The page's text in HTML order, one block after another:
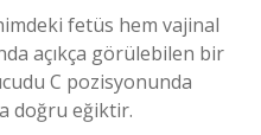
fetüs hem vajinal
açıkça görülebilen bir
C pozisyonunda
doğru eğiktir.